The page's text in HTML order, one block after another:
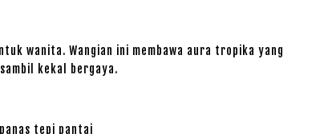
wanita. Wangian ini membawa aura tropika yang
kekal bergaya.
tepi pantai